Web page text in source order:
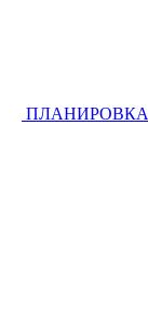
ПЛАНИРОВКА